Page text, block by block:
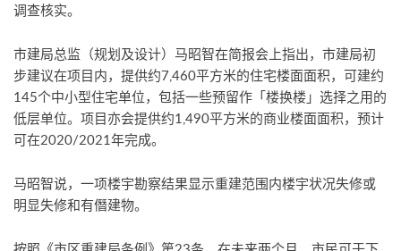
调查核实。
市建局总监（规划及设计）马昭智在简报会上指出，市建局初
步建议在项目内，提供约7,460平方米的住宅楼面面积，可建约
145个中小型住宅单位，包括一些预留作「楼换楼」选择之用的
低层单位。项目亦会提供约1,490平方米的商业楼面面积，预计
可在2020/2021年完成。
马昭智说，一项楼宇勘察结果显示重建范围内楼宇状况失修或
明显失修和有僭建物。